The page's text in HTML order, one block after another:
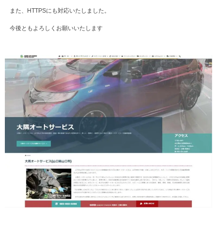
また、HTTPSにも対応いたしました。
今後ともよろしくお願いいたします